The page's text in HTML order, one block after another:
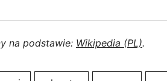
na podstawie: Wikipedia (PL).